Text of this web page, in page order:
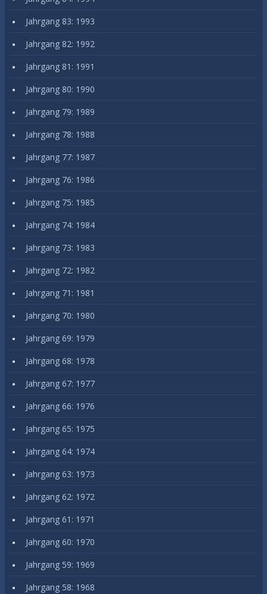
Jahrgang 83: 1993
Jahrgang 82: 1992
Jahrgang 81: 1991
Jahrgang 80: 1990
Jahrgang 79: 1989
Jahrgang 78: 1988
Jahrgang 77: 1987
Jahrgang 76: 1986
Jahrgang 75: 1985
Jahrgang 74: 1984
Jahrgang 73: 1983
Jahrgang 72: 1982
Jahrgang 71: 1981
Jahrgang 70: 1980
Jahrgang 69: 1979
Jahrgang 68: 1978
Jahrgang 67: 1977
Jahrgang 66: 1976
Jahrgang 65: 1975
Jahrgang 64: 1974
Jahrgang 63: 1973
Jahrgang 62: 1972
Jahrgang 61: 1971
Jahrgang 60: 1970
Jahrgang 59: 1969
Jahrgang 58: 1968